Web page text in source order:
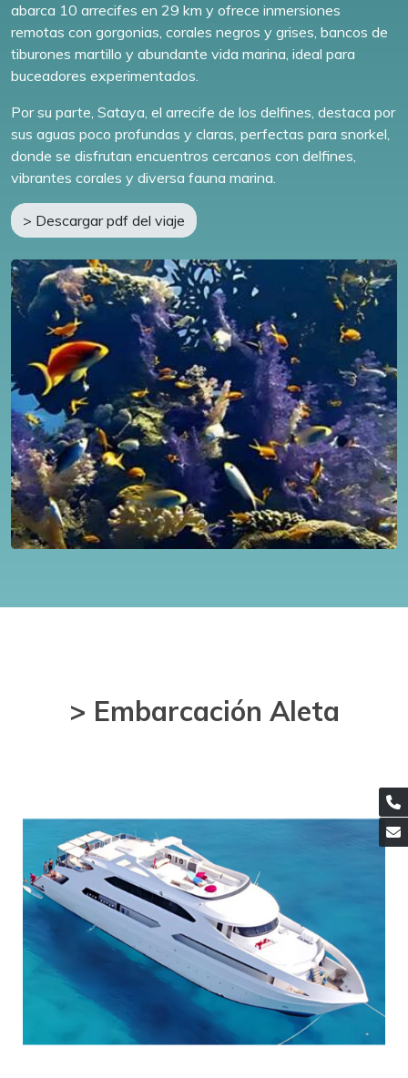
abarca 10 arrecifes en 29 km y ofrece inmersiones
remotas con gorgonias, corales negros y grises, bancos de
tiburones martillo y abundante vida marina, ideal para
buceadores experimentados.
Por su parte, Sataya, el arrecife de los delfines, destaca por
sus aguas poco profundas y claras, perfectas para snorkel,
donde se disfrutan encuentros cercanos con delfines,
vibrantes corales y diversa fauna marina.
> Descargar pdf del viaje
> Embarcación Aleta